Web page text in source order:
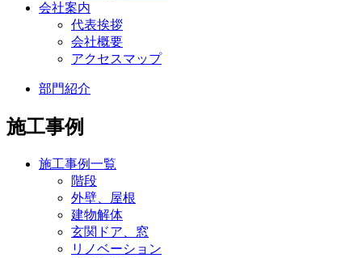
会社案内
代表挨拶
会社概要
アクセスマップ
部門紹介
施工事例
施工事例一覧
階段
外壁、屋根
建物解体
玄関ドア、窓
リノベーション